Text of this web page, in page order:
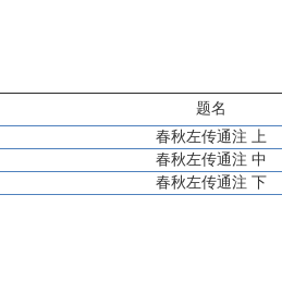
题名
春秋左传通注 上
春秋左传通注 中
春秋左传通注 下